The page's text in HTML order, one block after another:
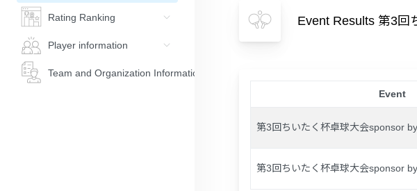
Rating Ranking
Player information
Team and Organization Information
Event Results 第3回
Event
第3回ちいたく杯卓球大会sponsor
第3回ちいたく杯卓球大会sponsor